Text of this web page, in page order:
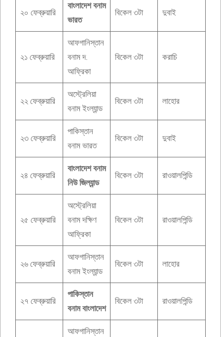
২০ ফেব্রুয়ারি
বাংলাদেশ বনাম
ভারত
বিকেল ৩টা দুবাই
২১ ফেব্রুয়ারি
আফগানিস্তান
বনাম দ.
আফ্রিকা
বিকেল ৩টা করাচি
২২ ফেব্রুয়ারি
অস্ট্রেলিয়া
বনাম ইংল্যান্ড
বিকেল ৩টা লাহোর
২৩ ফেব্রুয়ারি
পাকিস্তান
বনাম ভারত
বিকেল ৩টা দুবাই
২৪ ফেব্রুয়ারি
বাংলাদেশ বনাম
নিউ জিল্যান্ড
বিকেল ৩টা রাওয়ালপিন্ডি
২৫ ফেব্রুয়ারি
অস্ট্রেলিয়া
বনাম দক্ষিণ
আফ্রিকা
বিকেল ৩টা রাওয়ালপিন্ডি
২৬ ফেব্রুয়ারি
আফগানিস্তান
বনাম ইংল্যান্ড
বিকেল ৩টা লাহোর
২৭ ফেব্রুয়ারি
পাকিস্তান
বনাম বাংলাদেশ
বিকেল ৩টা রাওয়ালপিন্ডি
আফগানিস্তান